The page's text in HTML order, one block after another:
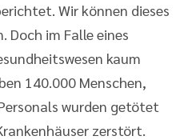
Wir können dieses
Doch im Falle eines
kaum
140.000 Menschen,
wurden getötet
zerstört.